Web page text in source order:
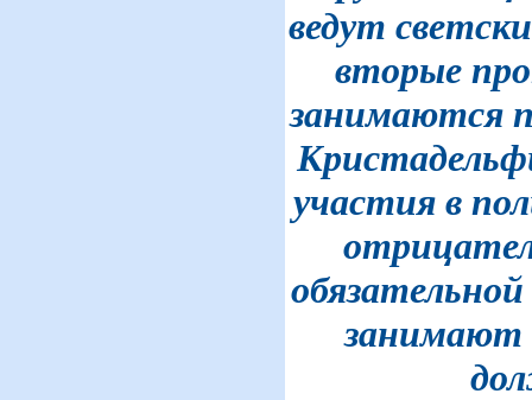
ведут
вторые
занимаются
участия в
занимают